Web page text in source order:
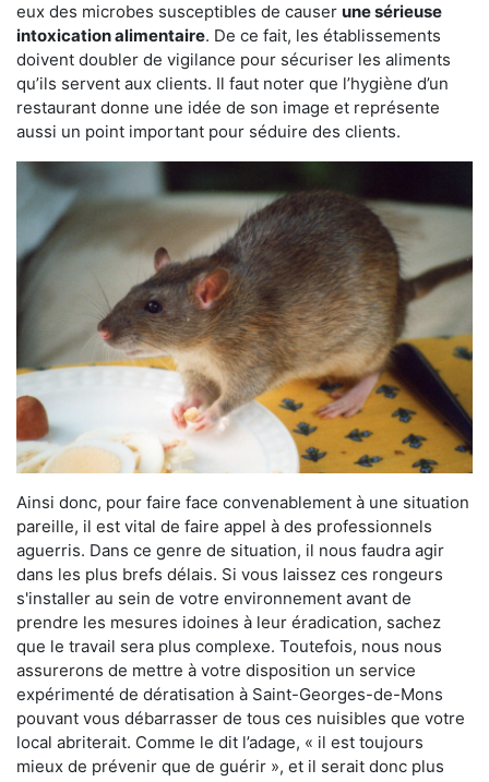
eux des microbes susceptibles de causer une sérieuse
intoxication alimentaire. De ce fait, les établissements
doivent doubler de vigilance pour sécuriser les aliments
qu’ils servent aux clients. Il faut noter que l’hygiène d’un
restaurant donne une idée de son image et représente
aussi un point important pour séduire des clients.
Ainsi donc, pour faire face convenablement à une situation
pareille, il est vital de faire appel à des professionnels
aguerris. Dans ce genre de situation, il nous faudra agir
dans les plus brefs délais. Si vous laissez ces rongeurs
s'installer au sein de votre environnement avant de
prendre les mesures idoines à leur éradication, sachez
que le travail sera plus complexe. Toutefois, nous nous
assurerons de mettre à votre disposition un service
expérimenté de dératisation à Saint-Georges-de-Mons
pouvant vous débarrasser de tous ces nuisibles que votre
local abriterait. Comme le dit l’adage, « il est toujours
mieux de prévenir que de guérir », et il serait donc plus